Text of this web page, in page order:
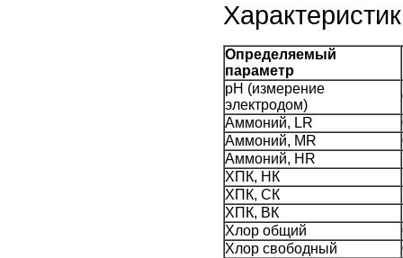
Определяемый
параметр
pH (измерение
электродом)
Аммоний, LR
Аммоний, MR
Аммоний, HR
ХПК, НК
ХПК, СК
ХПК, ВК
Хлор общий
Хлор свободный